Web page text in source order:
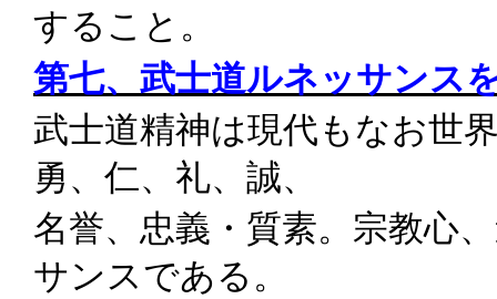
すること。
第七、武士道ルネッサンス
武士道精神は現代もなお世
勇、仁、礼、誠、
名誉、忠義・質素。宗教心
サンスである。